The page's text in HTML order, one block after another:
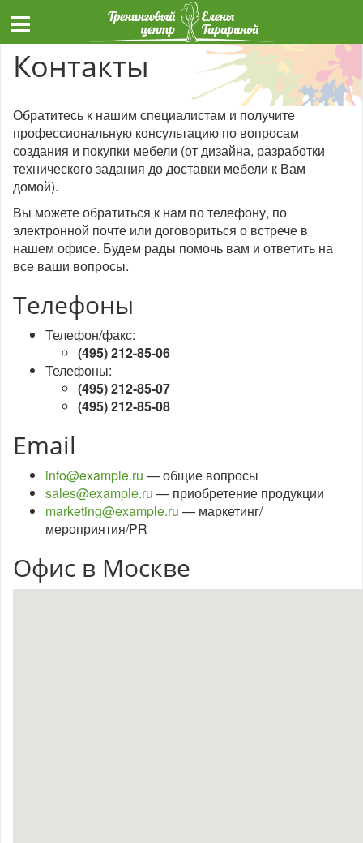
Контакты
Обратитесь к нашим специалистам и получите
профессиональную консультацию по вопросам
создания и покупки мебели (от дизайна, разработки
технического задания до доставки мебели к Вам
домой).
Вы можете обратиться к нам по телефону, по
электронной почте или договориться о встрече в
нашем офисе. Будем рады помочь вам и ответить на
все ваши вопросы.
Телефоны
Телефон/факс:
(495) 212-85-06
Телефоны:
(495) 212-85-07
(495) 212-85-08
Email
info@example.ru — общие вопросы
sales@example.ru — приобретение продукции
marketing@example.ru — маркетинг/
мероприятия/PR
Офис в Москве